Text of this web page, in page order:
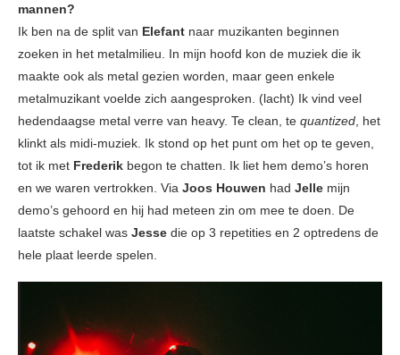
mannen?
Ik ben na de split van Elefant naar muzikanten beginnen
zoeken in het metalmilieu. In mijn hoofd kon de muziek die ik
maakte ook als metal gezien worden, maar geen enkele
metalmuzikant voelde zich aangesproken. (lacht) Ik vind veel
hedendaagse metal verre van heavy. Te clean, te quantized , het
klinkt als midi-muziek. Ik stond op het punt om het op te geven,
tot ik met Frederik begon te chatten. Ik liet hem demo’s horen
en we waren vertrokken. Via Joos Houwen had Jelle mijn
demo’s gehoord en hij had meteen zin om mee te doen. De
laatste schakel was Jesse die op 3 repetities en 2 optredens de
hele plaat leerde spelen.